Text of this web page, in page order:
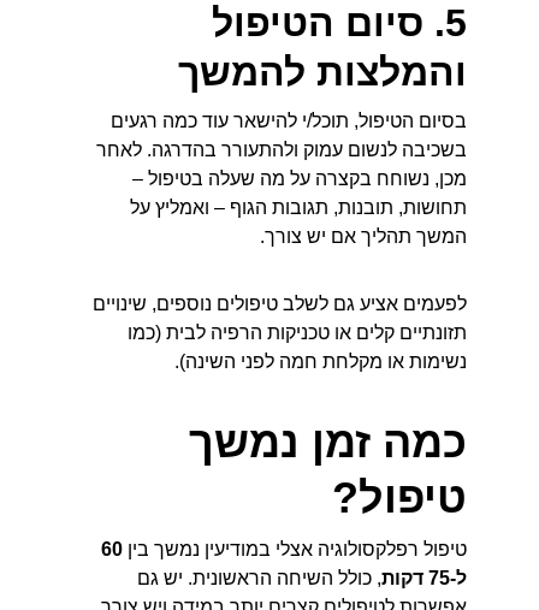
5. סיום הטיפול
והמלצות להמשך
בסיום הטיפול, תוכל/י להישאר עוד כמה רגעים
בשכיבה לנשום עמוק ולהתעורר בהדרגה. לאחר
מכן, נשוחח בקצרה על מה שעלה בטיפול –
תחושות, תובנות, תגובות הגוף – ואמליץ על
המשך תהליך אם יש צורך.
לפעמים אציע גם לשלב טיפולים נוספים, שינויים
תזונתיים קלים או טכניקות הרפיה לבית (כמו
נשימות או מקלחת חמה לפני השינה).
כמה זמן נמשך
טיפול?
טיפול רפלקסולוגיה אצלי במודיעין נמשך בין
ל-75 דקות
, כולל השיחה הראשונית. יש גם